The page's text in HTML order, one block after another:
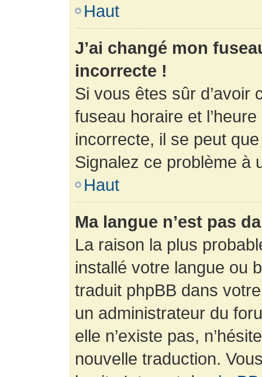
Haut
J’ai changé mon
incorrecte !
Si vous êtes sûr d’avoir
fuseau horaire et
incorrecte, il se peut
Signalez ce problème à
Haut
Ma langue n’est pas
La raison la plus
installé votre langue ou
traduit phpBB dans
un administrateur du
elle n’existe pas,
nouvelle traduction.